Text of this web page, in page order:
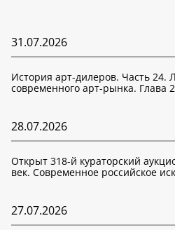
31.07.2026
История арт-дилеров. Часть 24.
современного арт-рынка. Глава 2
28.07.2026
Открыт 318-й кураторский
век. Современное российское
27.07.2026